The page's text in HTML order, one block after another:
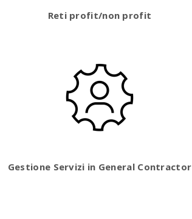
Reti profit/non profit
Gestione Servizi in General Contractor